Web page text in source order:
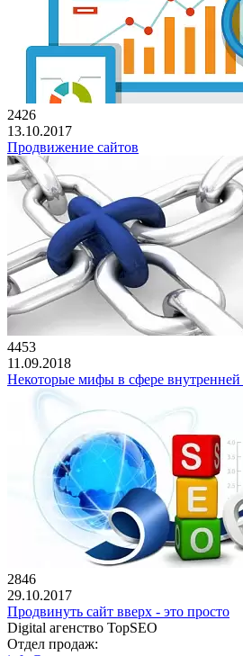
2426
13.10.2017
Продвижение сайтов
4453
11.09.2018
Некоторые мифы в сфере внутренней
2846
29.10.2017
Продвинуть сайт вверх - это просто
Digital агенство TopSEO
Отдел продаж: